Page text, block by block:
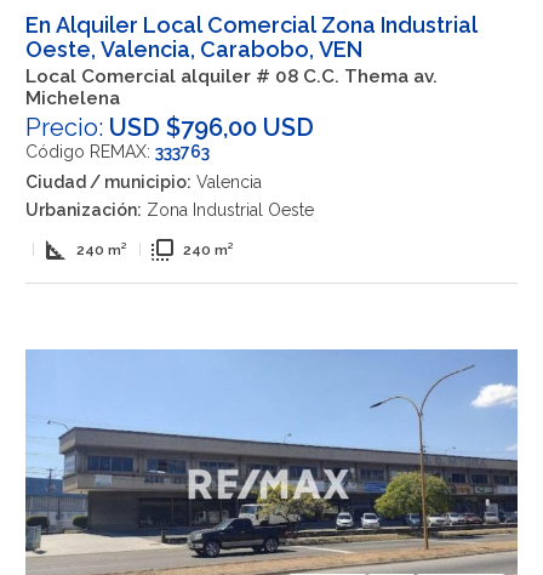
En Alquiler Local Comercial Zona Industrial
Oeste, Valencia, Carabobo, VEN
Local Comercial alquiler # 08 C.C. Thema av.
Michelena
Precio: USD $796,00 USD
Código REMAX: 333763
Ciudad / municipio: Valencia
Urbanización: Zona Industrial Oeste
square_foot 240 m² flip_to_front 240 m²